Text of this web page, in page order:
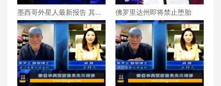
墨西哥外星人最新报告 其中
一只死前怀有身孕
佛罗里达州即将禁止堕胎